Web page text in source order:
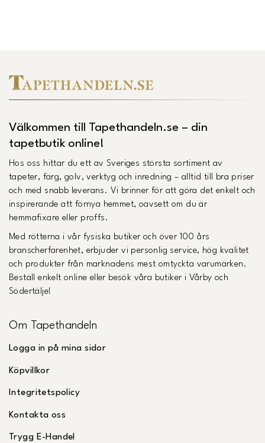
Välkommen till Tapethandeln.se – din
tapetbutik online!
Hos oss hittar du ett av Sveriges största sortiment av
tapeter, färg, golv, verktyg och inredning – alltid till bra priser
och med snabb leverans. Vi brinner för att göra det enkelt och
inspirerande att förnya hemmet, oavsett om du är
hemmafixare eller proffs.
Med rötterna i vår fysiska butiker och över 100 års
branscherfarenhet, erbjuder vi personlig service, hög kvalitet
och produkter från marknadens mest omtyckta varumärken.
Beställ enkelt online eller besök våra butiker i Vårby och
Södertälje!
Om Tapethandeln
Logga in på mina sidor
Köpvillkor
Integritetspolicy
Kontakta oss
Trygg E-Handel